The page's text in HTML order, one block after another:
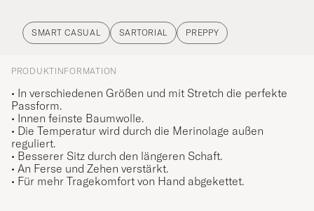
SMART CASUAL SARTORIAL PREPPY
PRODUKTINFORMATION
• In verschiedenen Größen und mit Stretch die perfekte
Passform.
• Innen feinste Baumwolle.
• Die Temperatur wird durch die Merinolage außen
reguliert.
• Besserer Sitz durch den längeren Schaft.
• An Ferse und Zehen verstärkt.
• Für mehr Tragekomfort von Hand abgekettet.